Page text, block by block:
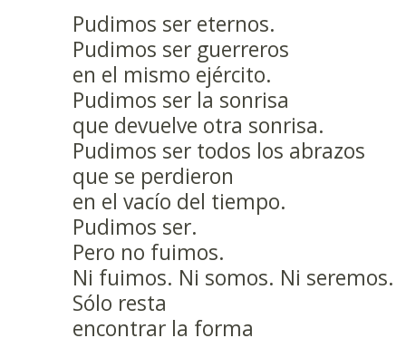
Pudimos ser eternos.
Pudimos ser guerreros
en el mismo ejército.
Pudimos ser la sonrisa
que devuelve otra sonrisa.
Pudimos ser todos los abrazos
que se perdieron
en el vacío del tiempo.
Pudimos ser.
Pero no fuimos.
Ni fuimos. Ni somos. Ni seremos.
Sólo resta
encontrar la forma